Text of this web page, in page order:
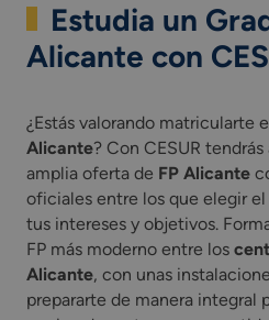
Estudia un
Alicante con
¿Estás valorando matricularte
Alicante? Con CESUR
amplia oferta de FP Alicante
oficiales entre los que elegir
tus intereses y objetivos.
FP más moderno entre los
Alicante, con unas
prepararte de manera integral